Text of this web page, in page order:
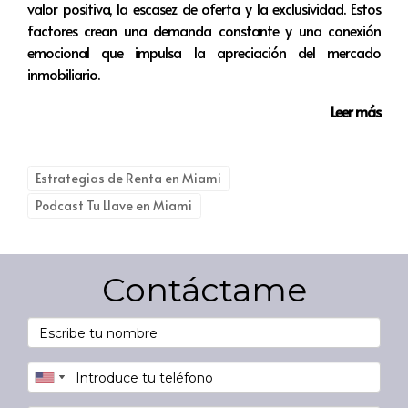
¿Qué debo hacer si un inquilino presenta una
queja injustificada?
Escucha al inquilino y evalúa la situación objetivamente
injustificado puede tener fundamentos válidos desde su
perspectiva.
clave. Además, realizar inspecciones periódicas y
mantener el mantenimiento al día puede reducir
significativamente las posibilidades de problemas
futuros.
valor positiva, la escasez de oferta y la exclusividad. Estos
factores crean una demanda constante y una conexión
emocional que impulsa la apreciación del mercado
inmobiliario.
Leer más
Estrategias de Renta en Miami
Podcast Tu Llave en Miami
Contáctame